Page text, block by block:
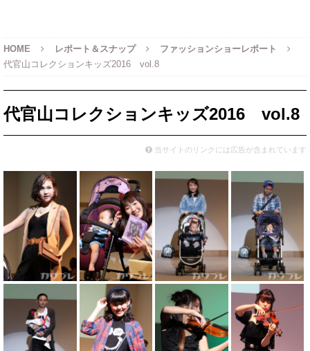
HOME レポート＆スナップ
ファッションショーレポート
代官山コレクションキッズ2016 vol.8
代官山コレクションキッズ2016 vol.8
当サイトのリンクには広告が含まれています